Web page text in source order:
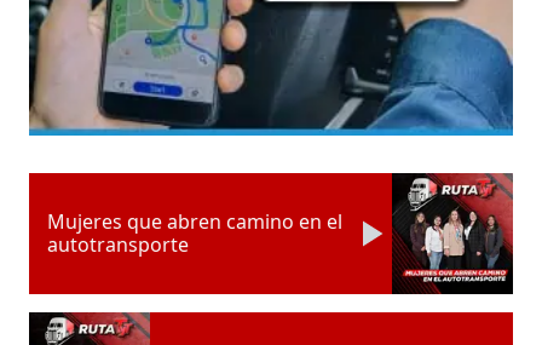
Mujeres que abren camino en el
autotransporte